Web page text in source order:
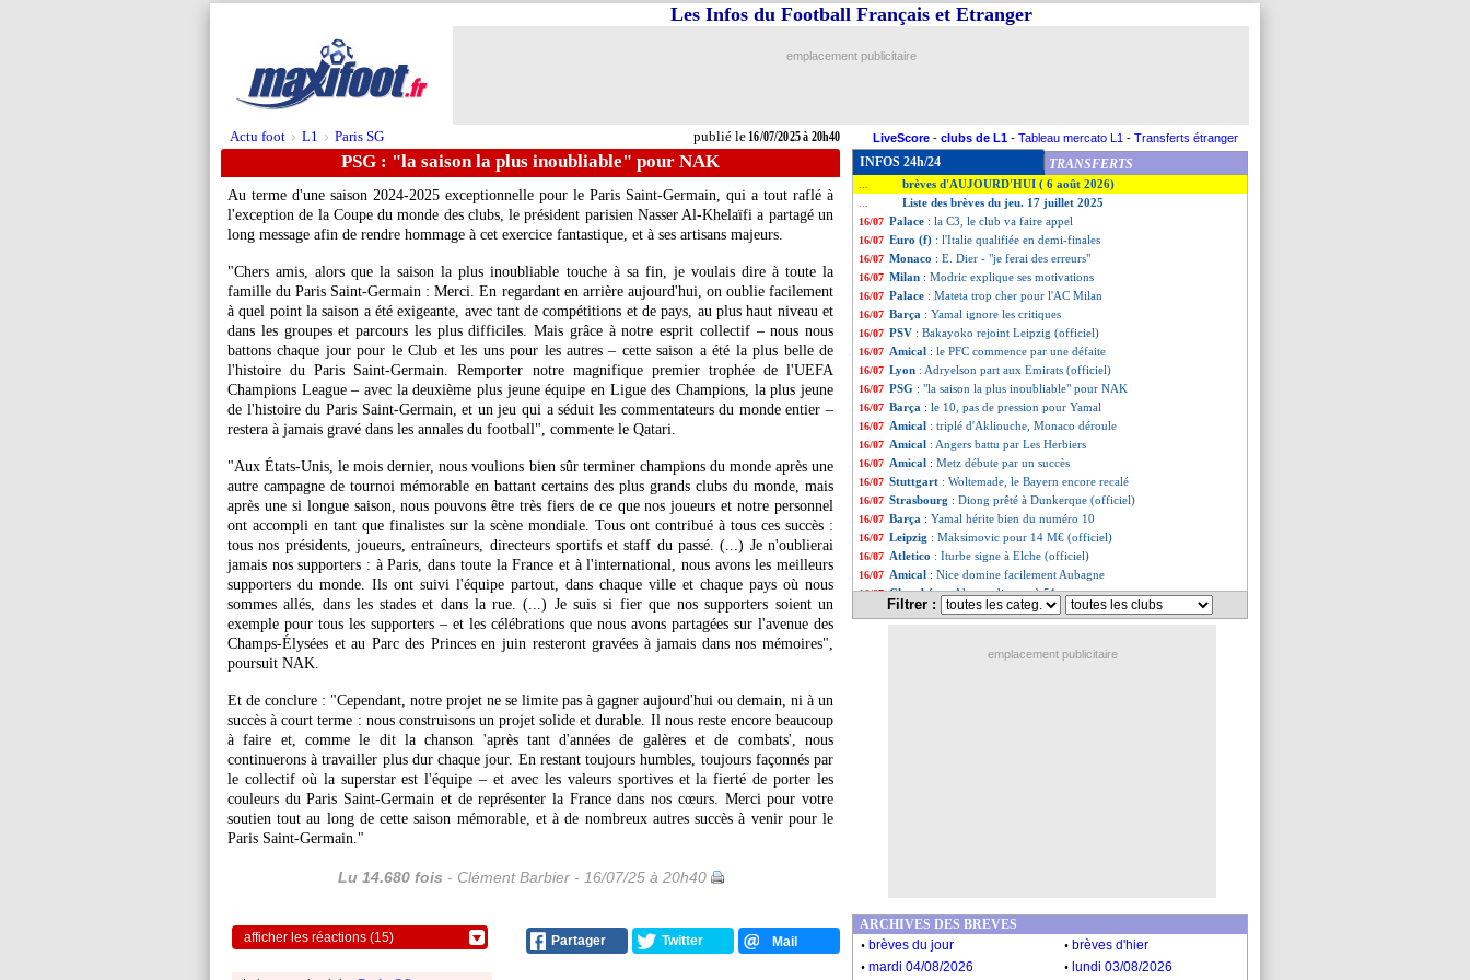
Actu foot > L1 > Paris SG publié le16/07/2025 à 20h40
Les Infos du Football Français et Etranger
emplacement publicitaire
LiveScore - clubs de L1 - Tableau mercato L1 - Transferts étranger
PSG : "la saison la plus inoubliable" pour NAK
Au terme d'une saison 2024-2025 exceptionnelle pour le Paris Saint-Germain, qui a tout raflé à
l'exception de la Coupe du monde des clubs, le président parisien Nasser Al-Khelaïfi a partagé un
long message afin de rendre hommage à cet exercice fantastique, et à ses artisans majeurs.
"Chers amis, alors que la saison la plus inoubliable touche à sa fin, je voulais dire à toute la
famille du Paris Saint-Germain : Merci. En regardant en arrière aujourd'hui, on oublie facilement
à quel point la saison a été exigeante, avec tant de compétitions et de pays, au plus haut niveau et
dans les groupes et parcours les plus difficiles. Mais grâce à notre esprit collectif – nous nous
battons chaque jour pour le Club et les uns pour les autres – cette saison a été la plus belle de
l'histoire du Paris Saint-Germain. Remporter notre magnifique premier trophée de l'UEFA
Champions League – avec la deuxième plus jeune équipe en Ligue des Champions, la plus jeune
de l'histoire du Paris Saint-Germain, et un jeu qui a séduit les commentateurs du monde entier –
restera à jamais gravé dans les annales du football", commente le Qatari.
"Aux États-Unis, le mois dernier, nous voulions bien sûr terminer champions du monde après une
autre campagne de tournoi mémorable en battant certains des plus grands clubs du monde, mais
après une si longue saison, nous pouvons être très fiers de ce que nos joueurs et notre personnel
ont accompli en tant que finalistes sur la scène mondiale. Tous ont contribué à tous ces succès :
tous nos présidents, joueurs, entraîneurs, directeurs sportifs et staff du passé. (...) Je n'oublierai
jamais nos supporters : à Paris, dans toute la France et à l'international, nous avons les meilleurs
supporters du monde. Ils ont suivi l'équipe partout, dans chaque ville et chaque pays où nous
sommes allés, dans les stades et dans la rue. (...) Je suis si fier que nos supporters soient un
exemple pour tous les supporters – et les célébrations que nous avons partagées sur l'avenue des
Champs-Élysées et au Parc des Princes en juin resteront gravées à jamais dans nos mémoires",
poursuit NAK.
Et de conclure : "Cependant, notre projet ne se limite pas à gagner aujourd'hui ou demain, ni à un
succès à court terme : nous construisons un projet solide et durable. Il nous reste encore beaucoup
à faire et, comme le dit la chanson 'après tant d'années de galères et de combats', nous
continuerons à travailler plus dur chaque jour. En restant toujours humbles, toujours façonnés par
le collectif où la superstar est l'équipe – et avec les valeurs sportives et la fierté de porter les
couleurs du Paris Saint-Germain et de représenter la France dans nos cœurs. Merci pour votre
soutien tout au long de cette saison mémorable, et à de nombreux autres succès à venir pour le
Paris Saint-Germain."
Lu 14.680 fois - Clément Barbier - 16/07/25 à 20h40
afficher les réactions (15) Partager Twitter Mail
INFOS 24h/24 TRANSFERTS
brèves d'AUJOURD'HUI ( 6 août 2026)
Liste des brèves du jeu. 17 juillet 2025
16/07 Palace : la C3, le club va faire appel
16/07 Euro (f) : l'Italie qualifiée en demi-finales
16/07 Monaco : E. Dier - "je ferai des erreurs"
16/07 Milan : Modric explique ses motivations
16/07 Palace : Mateta trop cher pour l'AC Milan
16/07 Barça : Yamal ignore les critiques
16/07 PSV : Bakayoko rejoint Leipzig (officiel)
16/07 Amical : le PFC commence par une défaite
16/07 Lyon : Adryelson part aux Emirats (officiel)
16/07 PSG : "la saison la plus inoubliable" pour NAK
16/07 Barça : le 10, pas de pression pour Yamal
16/07 Amical : triplé d'Akliouche, Monaco déroule
16/07 Amical : Angers battu par Les Herbiers
16/07 Amical : Metz débute par un succès
16/07 Stuttgart : Woltemade, le Bayern encore recalé
16/07 Strasbourg : Diong prêté à Dunkerque (officiel)
16/07 Barça : Yamal hérite bien du numéro 10
16/07 Leipzig : Maksimovic pour 14 M€ (officiel)
16/07 Atletico : Iturbe signe à Elche (officiel)
16/07 Amical : Nice domine facilement Aubagne
16/07 Chambéry: Akrour dit stop à 51 ans
Milan: Pubill pour 15 M€ ?
: Lookman dit oui à l'Inter, mais...
16/07 Leverkusen: Xhaka, Sunderland ou le Golfe ?
16/07 Juve: Weah à l'OM, une question de détails
16/07 Real: 3 à 4 mois sans Bellingham
Filtrer :
emplacement publicitaire
ARCHIVES DES BREVES
. brèves du jour . brèves d'hier
. mardi 04/08/2026 . lundi 03/08/2026